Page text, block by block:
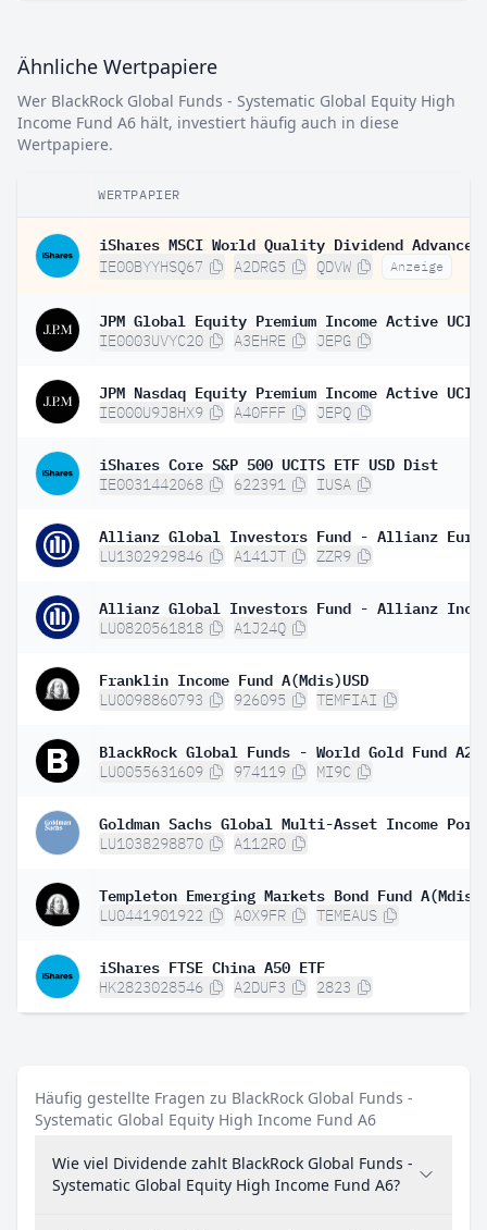
Ähnliche Wertpapiere
Wer BlackRock Global Funds - Systematic Global Equity High
Income Fund A6 hält, investiert häufig auch in diese
Wertpapiere.
WERTPAPIER
IE00BYYHSQ67 A2DRG5 QDVW Anzeige
IE0003UVYC20 A3EHRE JEPG
IE000U9J8HX9 A40FFF JEPQ
iShares Core S&P 500 UCITS ETF USD Dist
IE0031442068 622391 IUSA
LU1302929846 A141JT ZZR9
LU0820561818 A1J24Q
Franklin Income Fund A(Mdis)USD
LU0098860793 926095 TEMFIAI
BlackRock Global Funds - World Gold Fund A2
LU0055631609 974119 MI9C
LU1038298870 A112R0
Templeton Emerging Markets Bond Fund
LU0441901922 A0X9FR TEMEAUS
iShares FTSE China A50 ETF
HK2823028546 A2DUF3 2823
Häufig gestellte Fragen zu BlackRock Global Funds -
Systematic Global Equity High Income Fund A6
Wie viel Dividende zahlt BlackRock Global Funds -
Systematic Global Equity High Income Fund A6?